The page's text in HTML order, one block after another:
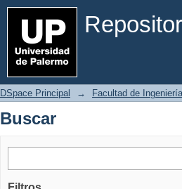
Buscar
DSpace Principal → Facultad de Ingeniería
Buscar